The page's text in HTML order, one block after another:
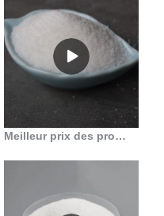
Meilleur prix des produits chimiques perle de polyélectrolyte polyacrylamide en Algérie